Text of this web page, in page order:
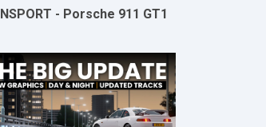
- Porsche 911 GT1